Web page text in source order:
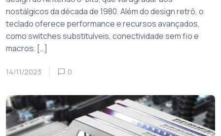
nostálgicos da década de 1980. Além do design retrô, o
teclado oferece performance e recursos avançados,
como switches substituíveis, conectividade sem fio e
macros. […]
14/11/2023 0